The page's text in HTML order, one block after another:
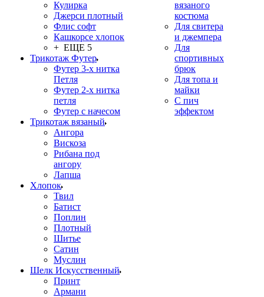
Кулирка
Джерси плотный
Флис софт
Кашкорсе хлопок
+ ЕЩЕ 5
Трикотаж Футер
Футер 3-х нитка
Петля
Футер 2-х нитка
петля
Футер с начесом
Трикотаж вязаный
Ангора
Вискоза
Рибана под
ангору
Лапша
Хлопок
Твил
Батист
Поплин
Плотный
Шитье
Сатин
Муслин
Шелк Искусственный
Принт
Армани
вязаного
костюма
Для свитера
и джемпера
Для
спортивных
брюк
Для топа и
майки
С пич
эффектом